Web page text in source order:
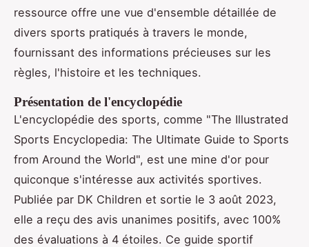
ressource offre une vue d'ensemble détaillée de
divers sports pratiqués à travers le monde,
fournissant des informations précieuses sur les
règles, l'histoire et les techniques.
Présentation de l'encyclopédie
L'encyclopédie des sports, comme "The Illustrated
Sports Encyclopedia: The Ultimate Guide to Sports
from Around the World", est une mine d'or pour
quiconque s'intéresse aux activités sportives.
Publiée par DK Children et sortie le 3 août 2023,
elle a reçu des avis unanimes positifs, avec 100%
des évaluations à 4 étoiles. Ce guide sportif